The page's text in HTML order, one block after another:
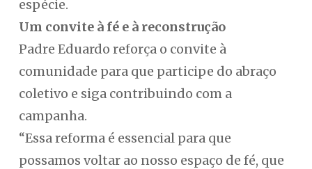
espécie.
Um convite à fé e à reconstrução
Padre Eduardo reforça o convite à
comunidade para que participe do abraço
coletivo e siga contribuindo com a
campanha.
“Essa reforma é essencial para que
possamos voltar ao nosso espaço de fé, que